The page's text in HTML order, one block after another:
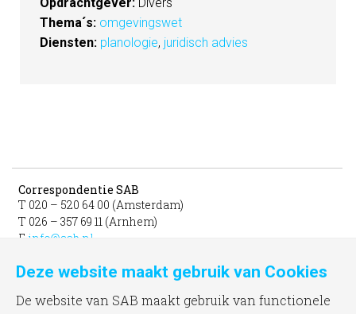
Thema´s: omgevingswet
Diensten: planologie, juridisch advies
Correspondentie SAB
T 020 – 520 64 00 (Amsterdam)
T 026 – 357 69 11 (Arnhem)
E info@sab.nl
Bezoekadres Amsterdam
gevestigd in het INIT
Deze website maakt gebruik van Cookies
De website van SAB maakt gebruik van functionele